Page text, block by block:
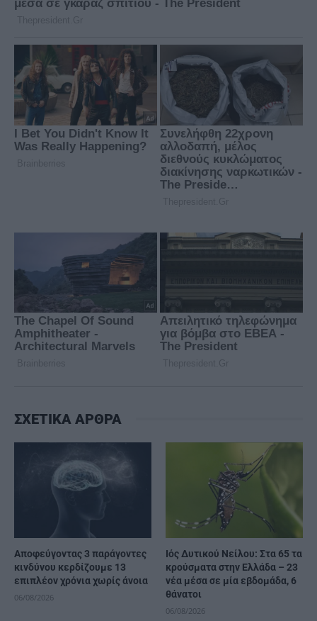
ΣΧΕΤΙΚΑ ΑΡΘΡΑ
Αποφεύγοντας 3 παράγοντες
κινδύνου κερδίζουμε 13
επιπλέον χρόνια χωρίς άνοια
06/08/2026
Ιός Δυτικού Νείλου: Στα 65 τα
κρούσματα στην Ελλάδα – 23
νέα μέσα σε μία εβδομάδα, 6
θάνατοι
06/08/2026